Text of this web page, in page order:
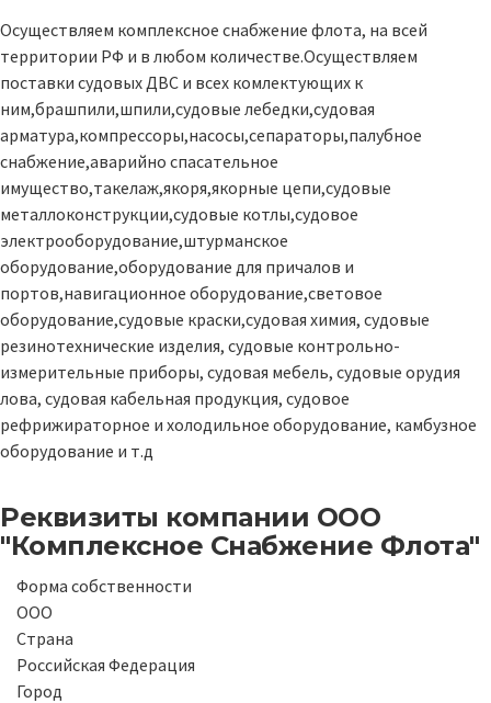
Осуществляем комплексное снабжение флота, на всей
территории РФ и в любом количестве.Осуществляем
поставки судовых ДВС и всех комлектующих к
ним,брашпили,шпили,судовые лебедки,судовая
арматура,компрессоры,насосы,сепараторы,палубное
снабжение,аварийно спасательное
имущество,такелаж,якоря,якорные цепи,судовые
металлоконструкции,судовые котлы,судовое
электрооборудование,штурманское
оборудование,оборудование для причалов и
портов,навигационное оборудование,световое
оборудование,судовые краски,судовая химия, судовые
резинотехнические изделия, судовые контрольно-
измерительные приборы, судовая мебель, судовые орудия
лова, судовая кабельная продукция, судовое
рефрижираторное и холодильное оборудование, камбузное
оборудование и т.д
Реквизиты компании ООО
"Комплексное Снабжение Флота"
Форма собственности
ООО
Страна
Российская Федерация
Город